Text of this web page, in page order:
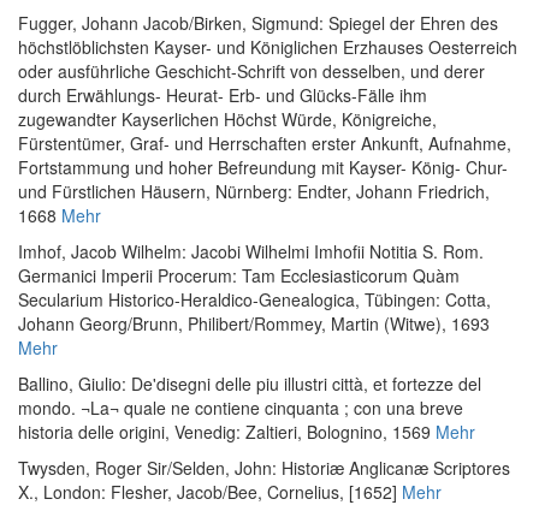
Fugger, Johann Jacob/Birken, Sigmund: Spiegel der Ehren des
höchstlöblichsten Kayser- und Königlichen Erzhauses Oesterreich
oder ausführliche Geschicht-Schrift von desselben, und derer
durch Erwählungs- Heurat- Erb- und Glücks-Fälle ihm
zugewandter Kayserlichen Höchst Würde, Königreiche,
Fürstentümer, Graf- und Herrschaften erster Ankunft, Aufnahme,
Fortstammung und hoher Befreundung mit Kayser- König- Chur-
und Fürstlichen Häusern, Nürnberg: Endter, Johann Friedrich,
1668 Mehr
Imhof, Jacob Wilhelm: Jacobi Wilhelmi Imhofii Notitia S. Rom.
Germanici Imperii Procerum: Tam Ecclesiasticorum Quàm
Secularium Historico-Heraldico-Genealogica, Tübingen: Cotta,
Johann Georg/Brunn, Philibert/Rommey, Martin (Witwe), 1693
Mehr
Ballino, Giulio: De'disegni delle piu illustri città, et fortezze del
mondo. ¬La¬ quale ne contiene cinquanta ; con una breve
historia delle origini, Venedig: Zaltieri, Bolognino, 1569 Mehr
Twysden, Roger Sir/Selden, John: Historiæ Anglicanæ Scriptores
X., London: Flesher, Jacob/Bee, Cornelius, [1652] Mehr